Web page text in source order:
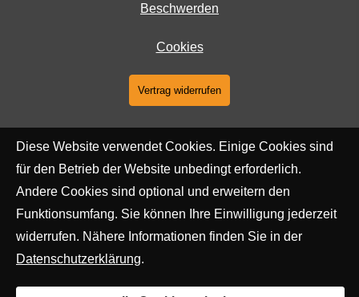
Beschwerden
Cookies
Vertrag widerrufen
Diese Website verwendet Cookies. Einige Cookies sind
für den Betrieb der Website unbedingt erforderlich.
Andere Cookies sind optional und erweitern den
Funktionsumfang. Sie können Ihre Einwilligung jederzeit
widerrufen. Nähere Informationen finden Sie in der
Datenschutzerklärung.